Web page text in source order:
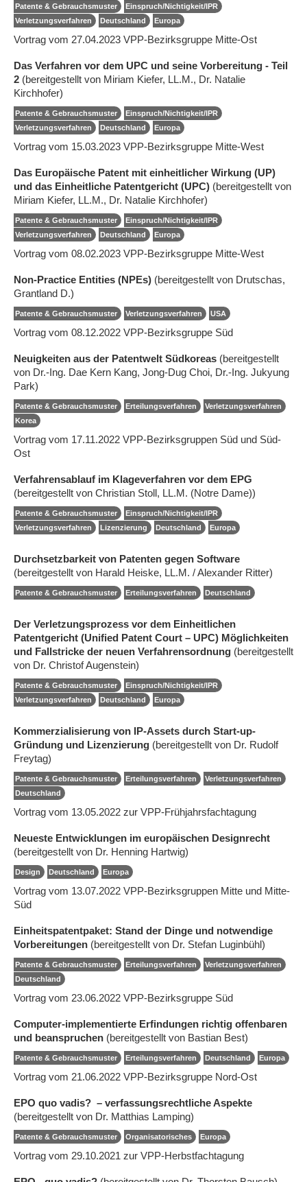
Patente & Gebrauchsmuster
Einspruch/Nichtigkeit/IPR
Verletzungsverfahren
Deutschland Europa
Vortrag vom 27.04.2023 VPP-Bezirksgruppe Mitte-Ost
Das Verfahren vor dem UPC und seine Vorbereitung - Teil
2 (bereitgestellt von Miriam Kiefer, LL.M., Dr. Natalie
Kirchhofer)
Patente & Gebrauchsmuster
Einspruch/Nichtigkeit/IPR
Verletzungsverfahren
Deutschland Europa
Vortrag vom 15.03.2023 VPP-Bezirksgruppe Mitte-West
Das Europäische Patent mit einheitlicher Wirkung (UP)
und das Einheitliche Patentgericht (UPC) (bereitgestellt von
Miriam Kiefer, LL.M., Dr. Natalie Kirchhofer)
Patente & Gebrauchsmuster
Einspruch/Nichtigkeit/IPR
Verletzungsverfahren
Deutschland Europa
Vortrag vom 08.02.2023 VPP-Bezirksgruppe Mitte-West
Non-Practice Entities (NPEs) (bereitgestellt von Drutschas,
Grantland D.)
Patente & Gebrauchsmuster Verletzungsverfahren USA
Vortrag vom 08.12.2022 VPP-Bezirksgruppe Süd
Neuigkeiten aus der Patentwelt Südkoreas (bereitgestellt
von Dr.-Ing. Dae Kern Kang, Jong-Dug Choi, Dr.-Ing. Jukyung
Park)
Patente & Gebrauchsmuster Erteilungsverfahren
Verletzungsverfahren
Korea
Vortrag vom 17.11.2022 VPP-Bezirksgruppen Süd und Süd-
Ost
Verfahrensablauf im Klageverfahren vor dem EPG
(bereitgestellt von Christian Stoll, LL.M. (Notre Dame))
Patente & Gebrauchsmuster
Einspruch/Nichtigkeit/IPR
Verletzungsverfahren
Lizenzierung Deutschland Europa
Durchsetzbarkeit von Patenten gegen Software
(bereitgestellt von Harald Heiske, LL.M. / Alexander Ritter)
Patente & Gebrauchsmuster Erteilungsverfahren Deutschland
Der Verletzungsprozess vor dem Einheitlichen
Patentgericht (Unified Patent Court – UPC) Möglichkeiten
und Fallstricke der neuen Verfahrensordnung (bereitgestellt
von Dr. Christof Augenstein)
Patente & Gebrauchsmuster
Einspruch/Nichtigkeit/IPR
Verletzungsverfahren
Deutschland Europa
Kommerzialisierung von IP-Assets durch Start-up-
Gründung und Lizenzierung (bereitgestellt von Dr. Rudolf
Freytag)
Patente & Gebrauchsmuster Erteilungsverfahren
Verletzungsverfahren
Deutschland
Vortrag vom 13.05.2022 zur VPP-Frühjahrsfachtagung
Neueste Entwicklungen im europäischen Designrecht
(bereitgestellt von Dr. Henning Hartwig)
Design Deutschland Europa
Vortrag vom 13.07.2022 VPP-Bezirksgruppen Mitte und Mitte-
Süd
Einheitspatentpaket: Stand der Dinge und notwendige
Vorbereitungen (bereitgestellt von Dr. Stefan Luginbühl)
Patente & Gebrauchsmuster Erteilungsverfahren
Verletzungsverfahren
Deutschland
Vortrag vom 23.06.2022 VPP-Bezirksgruppe Süd
Computer-implementierte Erfindungen richtig offenbaren
und beanspruchen (bereitgestellt von Bastian Best)
Patente & Gebrauchsmuster Erteilungsverfahren Deutschland Europa
Vortrag vom 21.06.2022 VPP-Bezirksgruppe Nord-Ost
EPO quo vadis? – verfassungsrechtliche Aspekte
(bereitgestellt von Dr. Matthias Lamping)
Patente & Gebrauchsmuster Organisatorisches Europa
Vortrag vom 29.10.2021 zur VPP-Herbstfachtagung